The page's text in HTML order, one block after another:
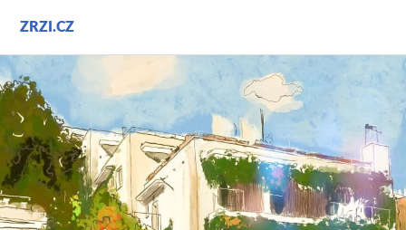
obsahu
webu
ZRZI.CZ